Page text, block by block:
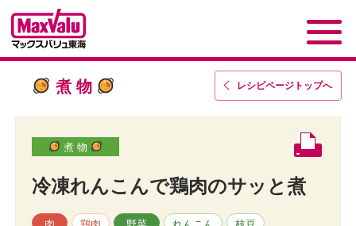
レシピページトップへ
煮 物
煮 物
冷凍れんこんで鶏肉のサッと煮